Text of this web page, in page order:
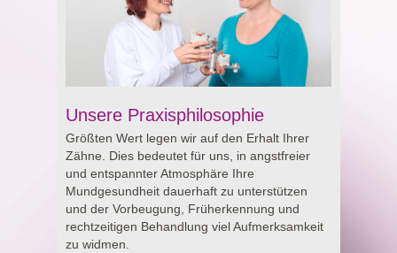
Unsere Praxisphilosophie
Größten Wert legen wir auf den Erhalt Ihrer
Zähne. Dies bedeutet für uns, in angstfreier
und entspannter Atmosphäre Ihre
Mundgesundheit dauerhaft zu unterstützen
und der Vorbeugung, Früherkennung und
rechtzeitigen Behandlung viel Aufmerksamkeit
zu widmen.